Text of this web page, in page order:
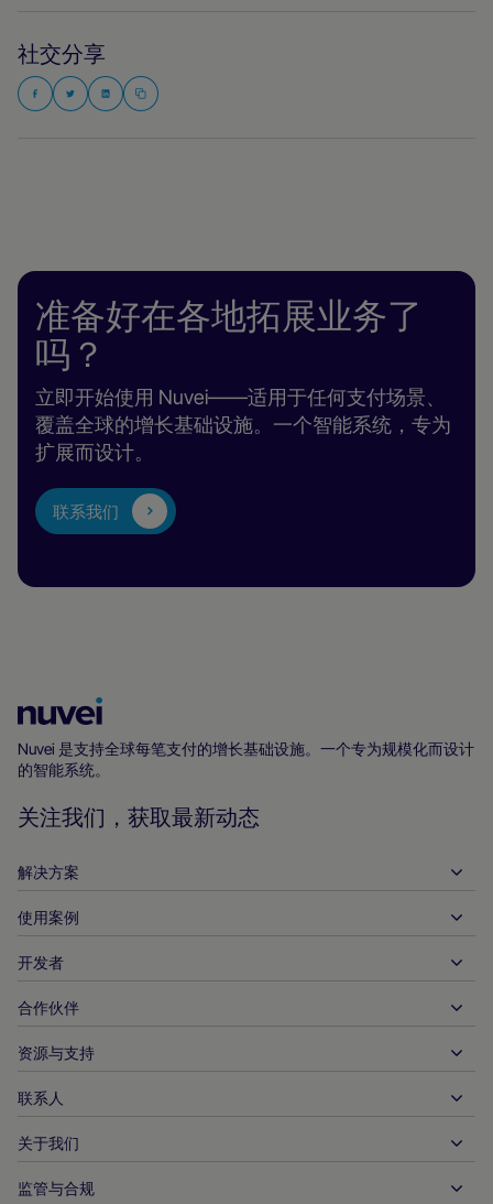
社交分享
准备好在各地拓展业务了
吗？
立即开始使用 Nuvei——适用于任何支付场景、
覆盖全球的增长基础设施。一个智能系统，专为
扩展而设计。
联系我们
主
Nuvei 是支持全球每笔支付的增长基础设施。一个专为规模化而设计
的智能系统。
关注我们，获取最新动态
解决方案
入账
支出
全球收单
实时支付
发布
付款方式
APM
使用案例
接待服务
汽车
企业对企业
金融服务
政府付款
旅行与交通
开发者
开发者工具
API 参考文件
文件资料中心
合作伙伴
与我们合作
合作伙伴产品和解决方案
技术合作伙伴
资源与支持
客户支持
商家资源
行业报告
联系人
商户销售咨询
首席执行官办公室
关于我们
业务概况
监管与合规